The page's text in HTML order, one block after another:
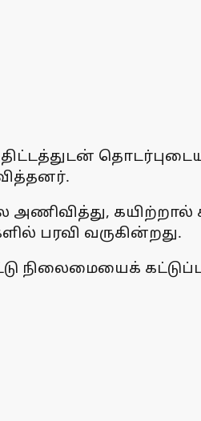
திட்டத்துடன்
கயிற்றால்
பரவி வருகின்றது.
நிலைமையைக்